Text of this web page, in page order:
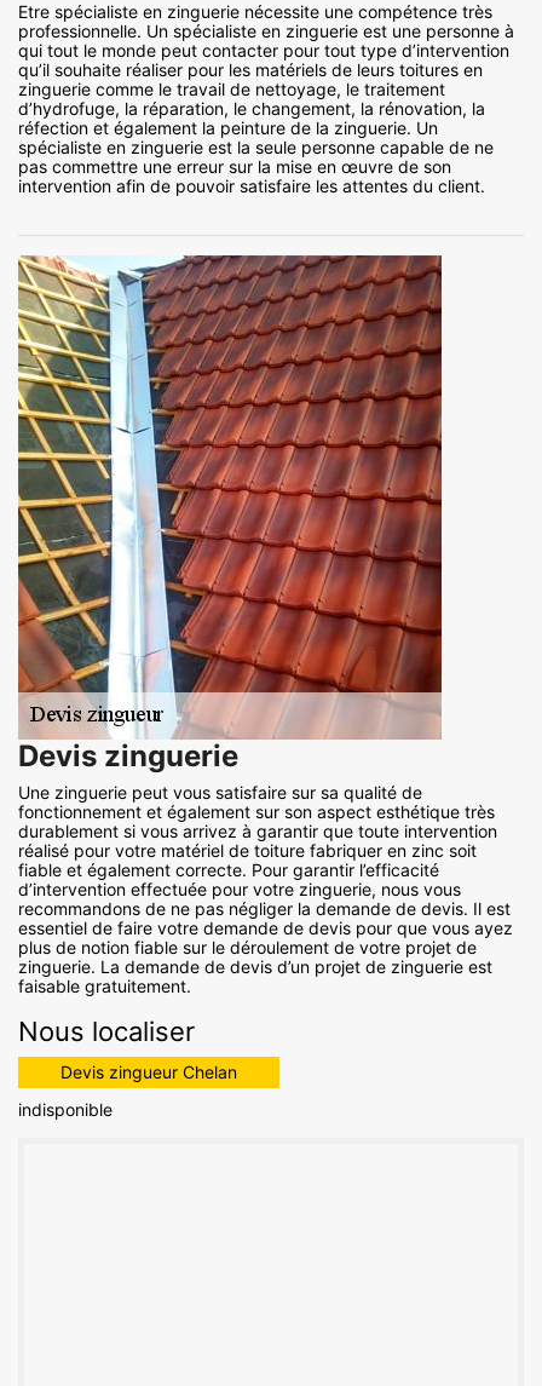
Etre spécialiste en zinguerie nécessite une compétence très
professionnelle. Un spécialiste en zinguerie est une personne à
qui tout le monde peut contacter pour tout type d’intervention
qu’il souhaite réaliser pour les matériels de leurs toitures en
zinguerie comme le travail de nettoyage, le traitement
d’hydrofuge, la réparation, le changement, la rénovation, la
réfection et également la peinture de la zinguerie. Un
spécialiste en zinguerie est la seule personne capable de ne
pas commettre une erreur sur la mise en œuvre de son
intervention afin de pouvoir satisfaire les attentes du client.
Devis zinguerie
Une zinguerie peut vous satisfaire sur sa qualité de
fonctionnement et également sur son aspect esthétique très
durablement si vous arrivez à garantir que toute intervention
réalisé pour votre matériel de toiture fabriquer en zinc soit
fiable et également correcte. Pour garantir l’efficacité
d’intervention effectuée pour votre zinguerie, nous vous
recommandons de ne pas négliger la demande de devis. Il est
essentiel de faire votre demande de devis pour que vous ayez
plus de notion fiable sur le déroulement de votre projet de
zinguerie. La demande de devis d’un projet de zinguerie est
faisable gratuitement.
Nous localiser
Devis zingueur Chelan
indisponible